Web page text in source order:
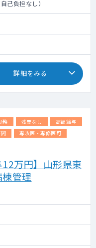
己負担なし）
詳細をみる
務 残業なし
高額給与
専攻医・専修医可
12万円】山形県東
管理